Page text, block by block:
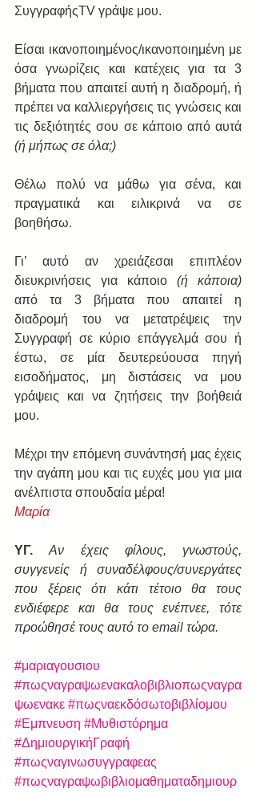
ΣυγγραφήςTV γράψε μου.
Είσαι ικανοποιημένος/ικανοποιημένη με
όσα γνωρίζεις και κατέχεις για τα 3
βήματα που απαιτεί αυτή η διαδρομή, ή
πρέπει να καλλιεργήσεις τις γνώσεις και
(ή μήπως σε όλα;)
Θέλω πολύ να μάθω για σένα, και
πραγματικά και ειλικρινά να σε
βοηθήσω.
Γι’ αυτό αν χρειάζεσαι επιπλέον
διευκρινήσεις για κάποιο (ή κάποια)
από τα 3 βήματα που απαιτεί η
διαδρομή του να μετατρέψεις την
Συγγραφή σε κύριο επάγγελμά σου ή
έστω, σε μία δευτερεύουσα πηγή
εισοδήματος, μη διστάσεις να μου
γράψεις και να ζητήσεις την βοήθειά
μου.
Μέχρι την επόμενη συνάντησή μας έχεις
την αγάπη μου και τις ευχές μου για μια
ανέλπιστα σπουδαία μέρα!
Μαρία
ΥΓ. Αν έχεις φίλους, γνωστούς,
συγγενείς ή συναδέλφους/συνεργάτες
που ξέρεις ότι κάτι τέτοιο θα τους
ενδιέφερε και θα τους ενέπνεε, τότε
προώθησέ τους αυτό το email τώρα.
#μαριαγουσιου
#πωςναγραψωενακαλοβιβλιοπωςναγρα
ψωενακε #πωςναεκδόσωτοβιβλίομου
#Εμπνευση #Μυθιστόρημα
#ΔημιουργικήΓραφή
#πωςναγινωσυγγραφεας
#πωςναγραψωβιβλιομαθηματαδημιουρ